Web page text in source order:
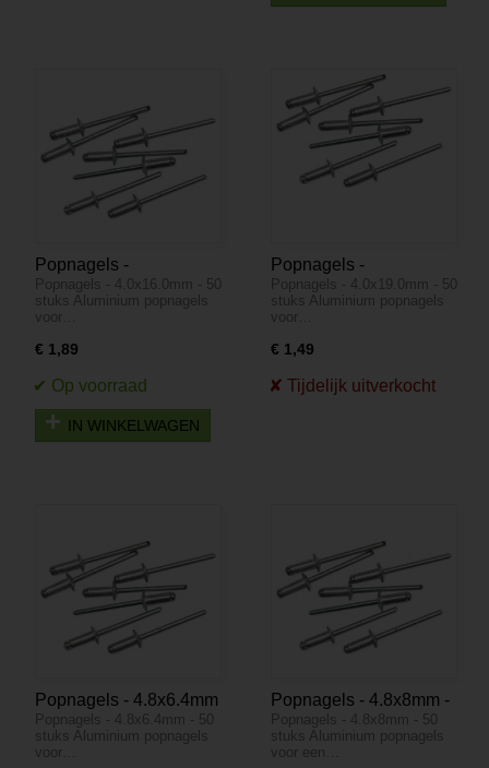
Popnagels -
4.0x16.0mm - 50 stuks
Popnagels - 4.0x16.0mm - 50
stuks Aluminium popnagels
voor…
€ 1,89
IN WINKELWAGEN
Popnagels -
4.0x19.0mm - 50 stuks
Popnagels - 4.0x19.0mm - 50
stuks Aluminium popnagels
voor…
€ 1,49
Popnagels - 4.8x6.4mm
- 50 stuks
Popnagels - 4.8x6.4mm - 50
stuks Aluminium popnagels
voor…
Popnagels - 4.8x8mm -
50 stuks
Popnagels - 4.8x8mm - 50
stuks Aluminium popnagels
voor een…